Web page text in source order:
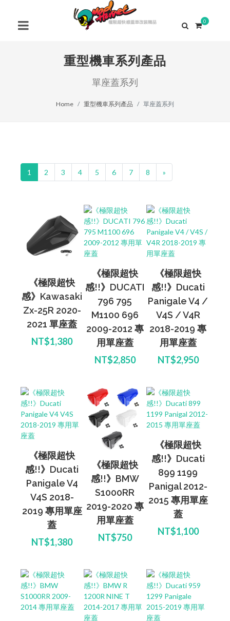
0
重型機車系列產品
單座蓋系列
Home 重型機車系列產品 單座蓋系列
1 2 3 4 5 6 7 8 »
《極限超快
感》Kawasaki
Zx-25R 2020-
2021 單座蓋
NT$1,380
《極限超快
感!!》DUCATI
796 795
M1100 696
2009-2012 專
用單座蓋
NT$2,850
《極限超快
感!!》Ducati
Panigale V4 /
V4S / V4R
2018-2019 專
用單座蓋
NT$2,950
《極限超快
感!!》Ducati
Panigale V4
V4S 2018-
2019 專用單座
蓋
NT$1,380
《極限超快
感!!》BMW
S1000RR
2019-2020 專
用單座蓋
NT$750
《極限超快
感!!》Ducati
899 1199
Panigal 2012-
2015 專用單座
蓋
NT$1,100